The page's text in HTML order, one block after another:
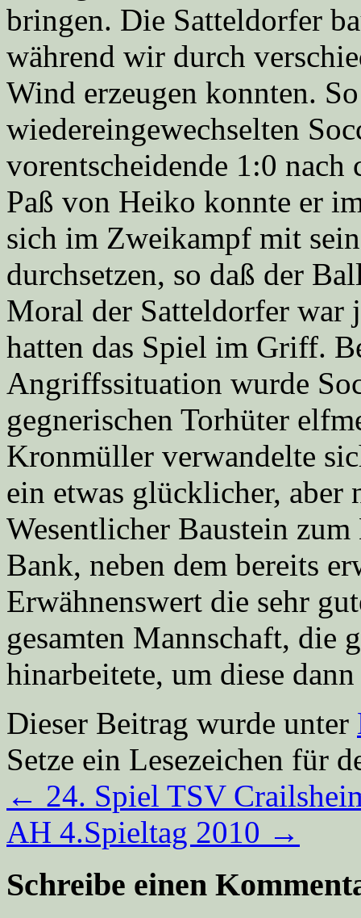
bringen. Die Satteldorfer
während wir durch
Wind erzeugen konnten.
wiedereingewechselten
vorentscheidende 1:0
Paß von Heiko konnte er
sich im Zweikampf mit
durchsetzen, so daß der
Moral der Satteldorfer war
hatten das Spiel im Griff.
Angriffssituation wurde
gegnerischen Torhüter
Kronmüller verwandelte
ein etwas glücklicher, aber
Wesentlicher Baustein
Bank, neben dem bereits
Erwähnenswert die sehr
gesamten Mannschaft, die
hinarbeitete, um diese
Dieser Beitrag wurde unter
Setze ein Lesezeichen für
← 24. Spiel TSV
AH 4.Spieltag 2010 →
Schreibe einen